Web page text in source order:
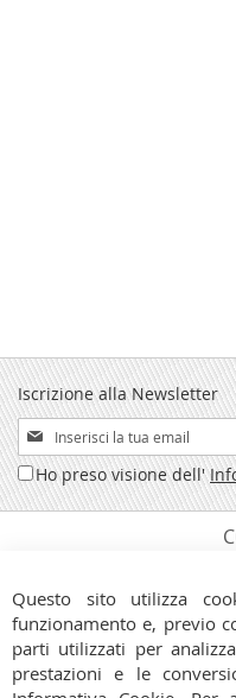
Iscrizione alla Newsletter
Iscriviti
alla
nostra
Newsletter:
Ho preso visione dell'
Questo sito utilizza
funzionamento e, previo
parti utilizzati per
prestazioni e le